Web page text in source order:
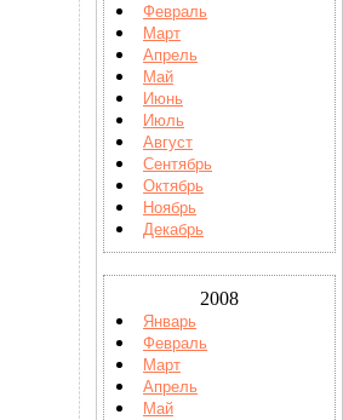
Февраль
Март
Апрель
Май
Июнь
Июль
Август
Сентябрь
Октябрь
Ноябрь
Декабрь
2008
Январь
Февраль
Март
Апрель
Май